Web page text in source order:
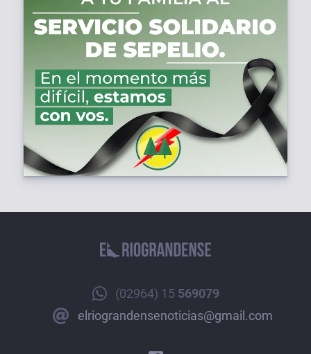
(02964) 15 569079
elriograndensenoticias@gmail.com